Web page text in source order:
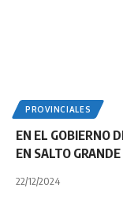
PROVINCIALES
EN EL GOBIERNO
EN SALTO
22/12/2024